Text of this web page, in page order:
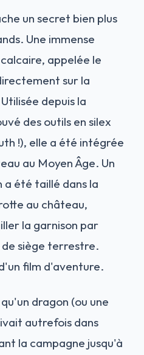
un secret bien plus
Une immense
appelée le
sur la
depuis la
des outils en silex
!), elle a été intégrée
au Moyen Âge. Un
a été taillé dans la
au château,
la garnison par
siège terrestre.
film d'aventure.
dragon (ou une
autrefois dans
la campagne jusqu'à